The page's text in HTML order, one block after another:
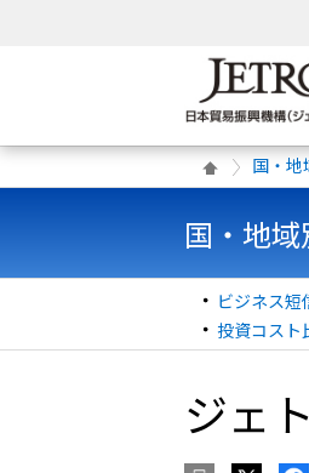
国・地
国・地
ビジネス短
投資コスト
ジェ